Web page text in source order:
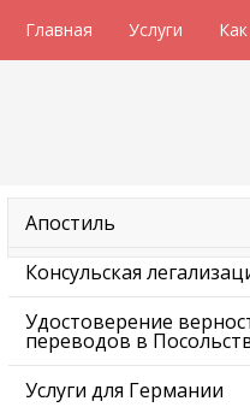
Главная Услуги
Апостиль
Консульская
Удостоверение
переводов в
Услуги для Германии